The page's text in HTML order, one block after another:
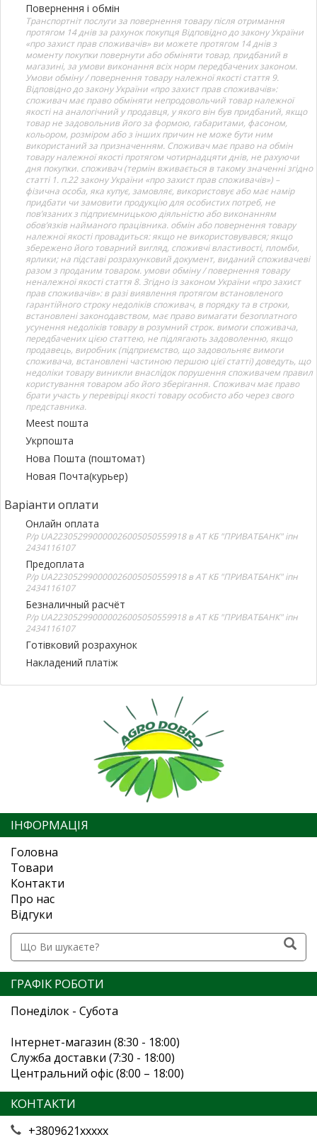
Повернення і обмін
Транспортніт послуги за повернення товару після отримання
протягом 14 днів за рахунок покупця Відповідно до закону України
«про захист прав споживачів» ви можете протягом 14 днів з
моменту покупки повернути або обміняти товар, придбаний в
магазині, за умови виконання всіх норм передбачених законом.
Умови обміну / повернення товару належної якості стаття 9.
Відповідно до закону України «про захист прав споживачів»:
споживач має право обміняти непродовольчий товар належної
якості на аналогічний у продавця, у якого він був придбаний, якщо
товар не задовольнив його за формою, габаритами, фасоном,
кольором, розміром або з інших причин не може бути ним
використаний за призначенням. Споживач має право на обмін
товару належної якості протягом чотирнадцяти днів, не рахуючи
дня покупки. споживач (термін вживається в такому значенні згідно
статті 1. п.22 закону України «про захист прав споживачів») –
фізична особа, яка купує, замовляє, використовує або має намір
придбати чи замовити продукцію для особистих потреб, не
пов’язаних з підприємницькою діяльністю або виконанням
обов’язків найманого працівника. обмін або повернення товару
належної якості провадиться: якщо не використовувався; якщо
збережено його товарний вигляд, споживчі властивості, пломби,
ярлики; на підставі розрахунковий документ, виданий споживачеві
разом з проданим товаром. умови обміну / повернення товару
неналежної якості стаття 8. Згідно із законом України «про захист
прав споживачів»: в разі виявлення протягом встановленого
гарантійного строку недоліків споживач, в порядку та в строки,
встановлені законодавством, має право вимагати безоплатного
усунення недоліків товару в розумний строк. вимоги споживача,
передбачених цією статтею, не підлягають задоволенню, якщо
продавець, виробник (підприємство, що задовольняє вимоги
споживача, встановлені частиною першою цієї статті) доведуть, що
недоліки товару виникли внаслідок порушення споживачем правил
користування товаром або його зберігання. Споживач має право
брати участь у перевірці якості товару особисто або через свого
представника.
Meest пошта
Укрпошта
Нова Пошта (поштомат)
Новая Почта(курьер)
Варіанти оплати
Онлайн оплата
Р/р UA223052990000026005050559918 в АТ КБ "ПРИВАТБАНК" іпн
2434116107
Предоплата
Р/р UA223052990000026005050559918 в АТ КБ "ПРИВАТБАНК" іпн
2434116107
Безналичный расчёт
Р/р UA223052990000026005050559918 в АТ КБ "ПРИВАТБАНК" іпн
2434116107
Готівковий розрахунок
Накладений платіж
ІНФОРМАЦІЯ
Головна
Товари
Контакти
Про нас
Відгуки
ГРАФІК РОБОТИ
Понеділок - Субота
Інтернет-магазин (8:30 - 18:00)
Служба доставки (7:30 - 18:00)
Центральний офіс (8:00 – 18:00)
КОНТАКТИ
+3809621xxxxx